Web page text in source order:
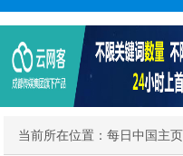
当前所在位置：每日中国主页